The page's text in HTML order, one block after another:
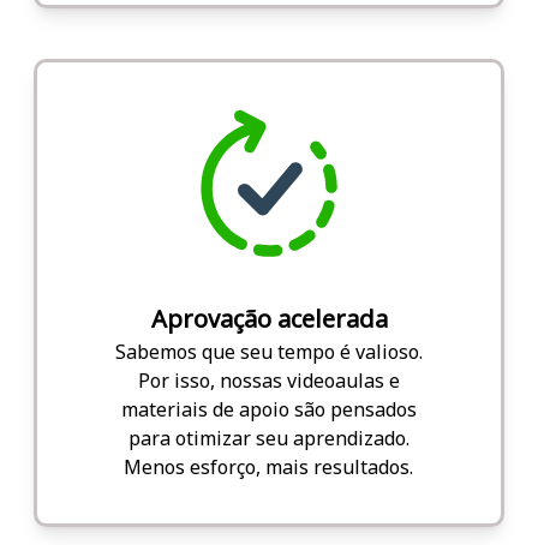
Aprovação acelerada
Sabemos que seu tempo é valioso.
Por isso, nossas videoaulas e
materiais de apoio são pensados
para otimizar seu aprendizado.
Menos esforço, mais resultados.